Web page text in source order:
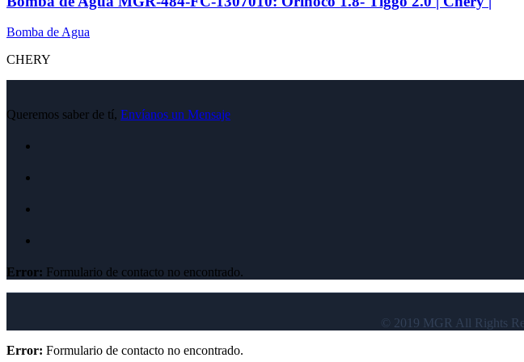
Bomba de Agua
CHERY
Queremos saber de tí, Envíanos un Mensaje
Error: Formulario de contacto no encontrado.
© 2019 MGR All Rights
Error: Formulario de contacto no encontrado.